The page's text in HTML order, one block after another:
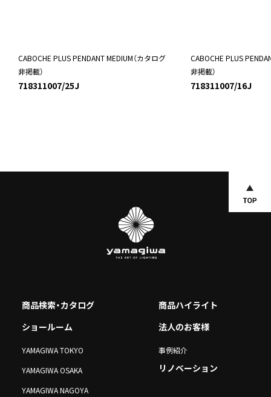
CABOCHE PLUS PENDANT MEDIUM（カタログ
非掲載）
718311007/25J
CABOCHE PLUS
非掲載）
718311007/16J
商品検索・カタログ
商品ハイライト
ショールーム
YAMAGIWA TOKYO
YAMAGIWA OSAKA
YAMAGIWA NAGOYA
法人のお客様
事例紹介
リノベーション